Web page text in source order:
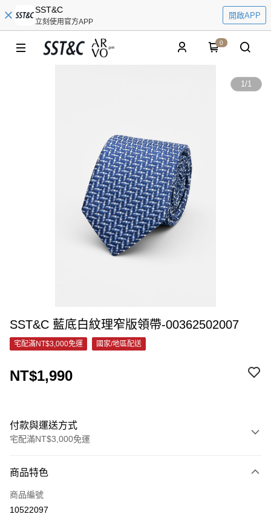
SST&C
立刻使用官方APP
開啟APP
0
1/1
SST&C ⁠藍底白紋理窄版領帶-00362502007
宅配滿NT$3,000免運 國家/地區配送
NT$1,990
付款與運送方式
宅配滿NT$3,000免運
信用卡一次付款
信用卡分期付款
商品特色
商品編號
10522097